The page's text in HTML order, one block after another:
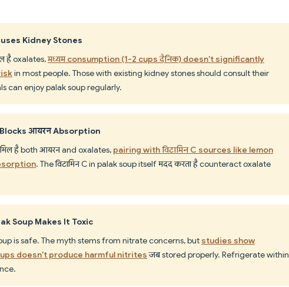
Kidney Stones
है oxalates,मध्यम consumption (1-2 cups दैनिक) doesn't significantly
in most people. Those with existing kidney stones should consult their
can enjoy palak soup regularly.
आयरन Absorption
है both आयरन and oxalates, pairing with विटामिन C sources like lemon
. The विटामिन C in palak soup itself मदद करता है counteract oxalate
Soup Makes It Toxic
is safe. The myth stems from nitrate concerns, but studies show
doesn't produce harmful nitritesजब stored properly. Refrigerate within